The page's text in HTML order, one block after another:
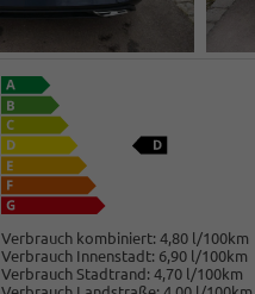
Verbrauch kombiniert: 4,80 l/100km
Verbrauch Innenstadt: 6,90 l/100km
Verbrauch Stadtrand: 4,70 l/100km